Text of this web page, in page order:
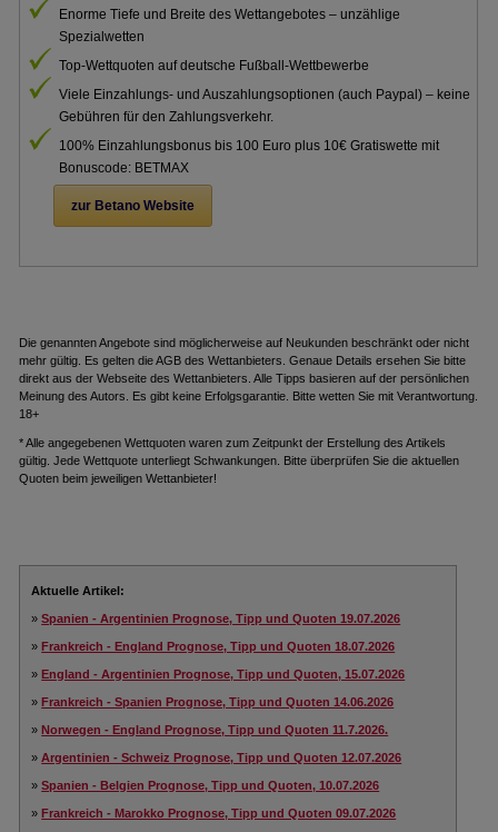
Enorme Tiefe und Breite des Wettangebotes – unzählige
Spezialwetten
Top-Wettquoten auf deutsche Fußball-Wettbewerbe
Viele Einzahlungs- und Auszahlungsoptionen (auch Paypal) – keine
Gebühren für den Zahlungsverkehr.
100% Einzahlungsbonus bis 100 Euro plus 10€ Gratiswette mit
Bonuscode: BETMAX
zur Betano Website
Die genannten Angebote sind möglicherweise auf Neukunden beschränkt oder nicht
mehr gültig. Es gelten die AGB des Wettanbieters. Genaue Details ersehen Sie bitte
direkt aus der Webseite des Wettanbieters. Alle Tipps basieren auf der persönlichen
Meinung des Autors. Es gibt keine Erfolgsgarantie. Bitte wetten Sie mit Verantwortung.
18+
* Alle angegebenen Wettquoten waren zum Zeitpunkt der Erstellung des Artikels
gültig. Jede Wettquote unterliegt Schwankungen. Bitte überprüfen Sie die aktuellen
Quoten beim jeweiligen Wettanbieter!
Aktuelle Artikel:
»Spanien - Argentinien Prognose, Tipp und Quoten 19.07.2026
» Frankreich - England Prognose, Tipp und Quoten 18.07.2026
» England - Argentinien Prognose, Tipp und Quoten, 15.07.2026
» Frankreich - Spanien Prognose, Tipp und Quoten 14.06.2026
» Norwegen - England Prognose, Tipp und Quoten 11.7.2026.
»Argentinien - Schweiz Prognose, Tipp und Quoten 12.07.2026
»Spanien - Belgien Prognose, Tipp und Quoten, 10.07.2026
» Frankreich - Marokko Prognose, Tipp und Quoten 09.07.2026